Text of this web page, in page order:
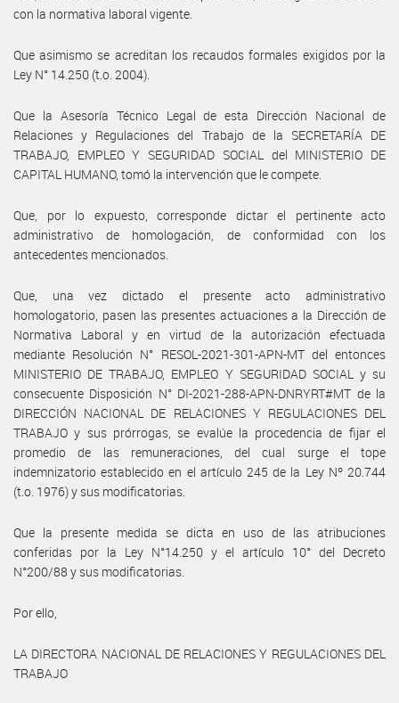
con la normativa laboral vigente.
Que asimismo se acreditan los recaudos formales exigidos por la
Ley N° 14.250 (t.o. 2004).
Que la Asesoría Técnico Legal de esta Dirección Nacional de
Relaciones y Regulaciones del Trabajo de la SECRETARÍA DE
TRABAJO, EMPLEO Y SEGURIDAD SOCIAL del MINISTERIO DE
CAPITAL HUMANO, tomó la intervención que le compete.
Que, por lo expuesto, corresponde dictar el pertinente acto
administrativo de homologación, de conformidad con los
antecedentes mencionados.
Que, una vez dictado el presente acto administrativo
homologatorio, pasen las presentes actuaciones a la Dirección de
Normativa Laboral y en virtud de la autorización efectuada
mediante Resolución N° RESOL-2021-301-APN-MT del entonces
MINISTERIO DE TRABAJO, EMPLEO Y SEGURIDAD SOCIAL y su
consecuente Disposición N° DI-2021-288-APN-DNRYRT#MT de la
DIRECCIÓN NACIONAL DE RELACIONES Y REGULACIONES DEL
TRABAJO y sus prórrogas, se evalúe la procedencia de fijar el
promedio de las remuneraciones, del cual surge el tope
indemnizatorio establecido en el artículo 245 de la Ley Nº 20.744
(t.o. 1976) y sus modificatorias.
Que la presente medida se dicta en uso de las atribuciones
conferidas por la Ley N°14.250 y el artículo 10° del Decreto
N°200/88 y sus modificatorias.
Por ello,
LA DIRECTORA NACIONAL DE RELACIONES Y REGULACIONES DEL
TRABAJO